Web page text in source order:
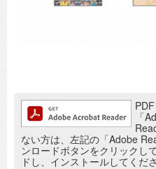
追加情報：PDFファイル
「
ない方は、左記の「Adobe
ンロードボタンをクリックし
ドし、インストールしてくださ